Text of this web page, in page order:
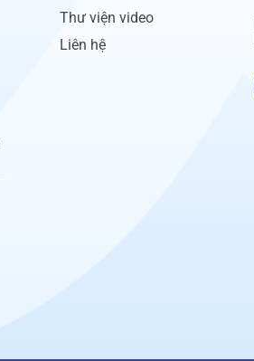
Thư viện video
Liên hệ